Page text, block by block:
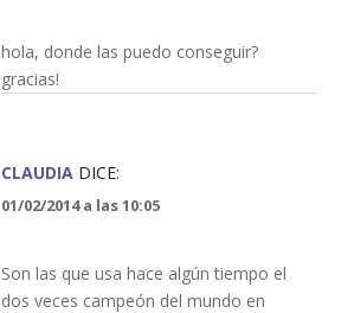
hola, donde las puedo conseguir?
gracias!
CLAUDIA DICE:
01/02/2014 a las 10:05
Son las que usa hace algún tiempo el
dos veces campeón del mundo en